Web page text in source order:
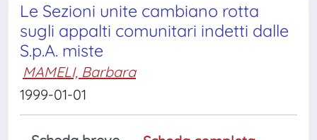
Le Sezioni unite cambiano rotta
sugli appalti comunitari indetti dalle
S.p.A. miste
MAMELI, Barbara
1999-01-01